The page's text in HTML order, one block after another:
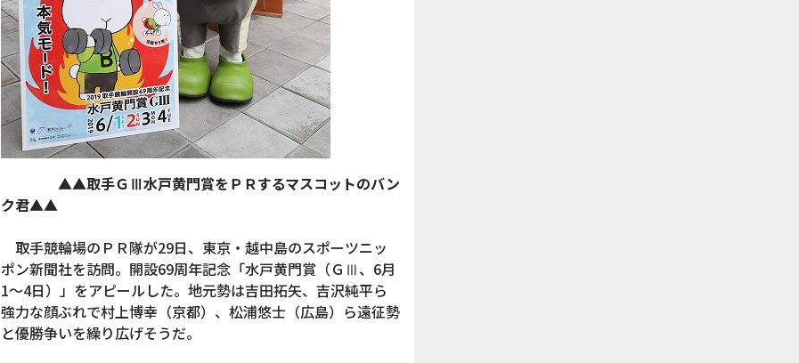
▲▲取手ＧⅢ水戸黄門賞をＰＲするマスコットのバン
ク君▲▲
取手競輪場のＰＲ隊が29日、東京・越中島のスポーツニッ
ポン新聞社を訪問。開設69周年記念「水戸黄門賞（ＧⅢ、6月
1～4日）」をアピールした。地元勢は吉田拓矢、吉沢純平ら
強力な顔ぶれで村上博幸（京都）、松浦悠士（広島）ら遠征勢
と優勝争いを繰り広げそうだ。